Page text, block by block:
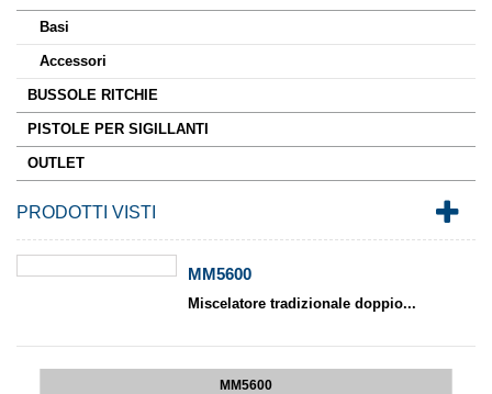
Basi
Accessori
BUSSOLE RITCHIE
PISTOLE PER SIGILLANTI
OUTLET
PRODOTTI VISTI
MM5600
Miscelatore tradizionale doppio...
MM5600